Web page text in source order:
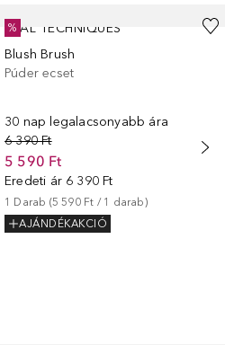
REAL TECHNIQUES
Blush Brush
Púder ecset
30 nap legalacsonyabb ára
6 390 Ft
5 590 Ft
Eredeti ár 6 390 Ft
1 Darab (5 590 Ft / 1 darab)
AJÁNDÉKAKCIÓ
%